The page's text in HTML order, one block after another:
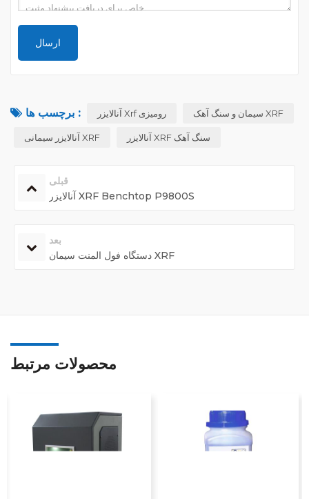
برچسب ها : آنالایزر Xrf رومیزی سیمان و سنگ آهک XRF
آنالایزر سیمانی XRF آنالایزر XRF سنگ آهک
قبلی
آنالایزر XRF Benchtop P9800S
بعد
دستگاه فول المنت سیمان XRF
محصولات مرتبط